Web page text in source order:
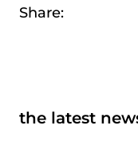
Share:
the latest